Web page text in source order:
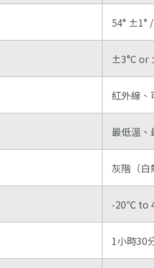
54° ±1°
±3°C or
紅外線、
最低溫、
灰階（白
-20℃ to
1小時30